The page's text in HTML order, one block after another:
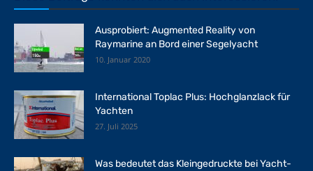
Ausprobiert: Augmented Reality von
Raymarine an Bord einer Segelyacht
10. Januar 2020
International Toplac Plus: Hochglanzlack für
Yachten
27. Juli 2025
Was bedeutet das Kleingedruckte bei Yacht-